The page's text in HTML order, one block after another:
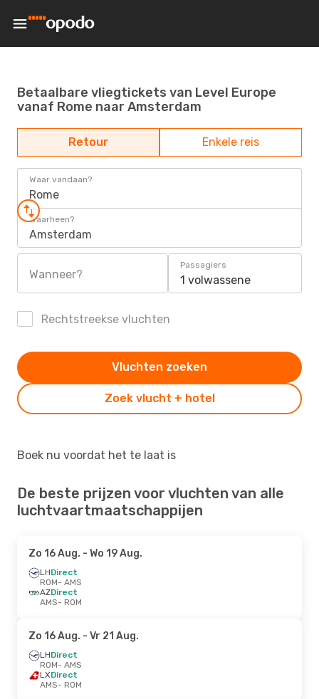
Betaalbare vliegtickets van Level Europe
vanaf Rome naar Amsterdam
Retour Enkele reis
Waar vandaan?
Rome
Waarheen?
Amsterdam
Wanneer?
Passagiers
1 volwassene
Rechtstreekse vluchten
Zoek vlucht + hotel
Vluchten zoeken
Boek nu voordat het te laat is
De beste prijzen voor vluchten van alle
luchtvaartmaatschappijen
Zo 16 Aug. - Wo 19 Aug.
LHDirect
ROM- AMS
AZDirect
AMS- ROM
Zo 16 Aug. - Vr 21 Aug.
LHDirect
ROM- AMS
LXDirect
AMS- ROM